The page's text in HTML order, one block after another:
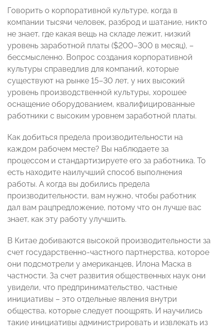
Говорить о корпоративной культуре, когда в
компании тысячи человек, разброд и шатание, никто
не знает, где какая вещь на складе лежит, низкий
уровень заработной платы ($200–300 в месяц), –
бессмысленно. Вопрос создания корпоративной
культуры справедлив для компаний, которые
существуют на рынке 15–30 лет, у них высокий
уровень производственной культуры, хорошее
оснащение оборудованием, квалифицированные
работники с высоким уровнем заработной платы.
Как добиться предела производительности на
каждом рабочем месте? Вы наблюдаете за
процессом и стандартизируете его за работника. То
есть находите наилучший способ выполнения
работы. А когда вы добились предела
производительности, вам нужно, чтобы работник
дал вам рацпредложение, потому что он лучше вас
знает, как эту работу улучшить.
В Китае добиваются высокой производительности за
счет государственно-частного партнерства, которое
они подсмотрели у американцев, Илона Маска в
частности. За счет развития общественных наук они
увидели, что предпринимательство, частные
инициативы – это отдельные явления внутри
общества, которые следует поощрять. И научились
такие инициативы администрировать и извлекать из